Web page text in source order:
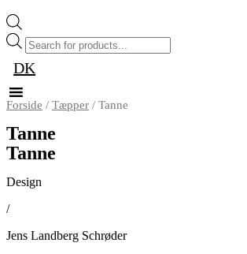
Products
search
DK
Forside / Tæpper / Tanne
Tanne
Tanne
Design
/
Jens Landberg Schrøder